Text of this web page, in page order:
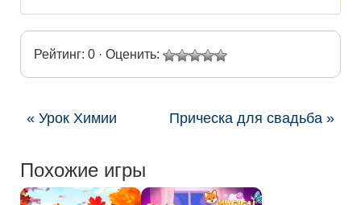
Рейтинг: 0 · Оценить:
« Урок Химии Прическа для свадьба »
Похожие игры